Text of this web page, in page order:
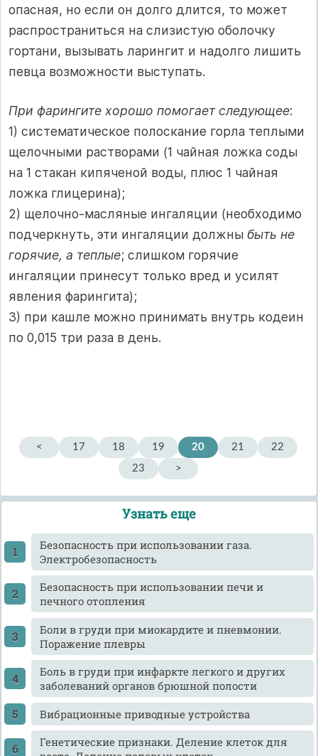
опасная, но если он долго длится, то может
распространиться на слизистую оболочку
гортани, вызывать ларингит и надолго лишить
певца возможности выступать.
При фарингите хорошо помогает следующее:
1) систематическое полоскание горла теплыми
щелочными растворами (1 чайная ложка соды
на 1 стакан кипяченой воды, плюс 1 чайная
ложка глицерина);
2) щелочно-масляные ингаляции (необходимо
подчеркнуть, эти ингаляции должны быть не
горячие, а теплые; слишком горячие
ингаляции принесут только вред и усилят
явления фарингита);
3) при кашле можно принимать внутрь кодеин
по 0,015 три раза в день.
< 17 18 19 20 21
22
23
>
Узнать еще
Безопасность при использовании газа.
Электробезопасность
Безопасность при использовании печи и
печного отопления
Боли в груди при миокардите и пневмонии.
Поражение плевры
Боль в груди при инфаркте легкого и других
заболеваний органов брюшной полости
Вибрационные приводные устройства
Генетические признаки. Деление клеток для